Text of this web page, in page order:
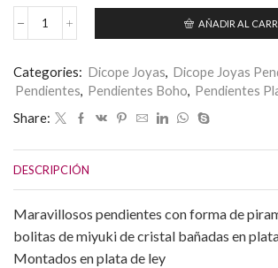
Pendientes
Plata
de
ley
cantidad
AÑADIR AL
Categories: Dicope Joyas, Dicope Joyas
Pendientes, Pendientes Boho, Pendientes
Share:
DESCRIPCIÓN
Maravillosos pendientes con forma de
bolitas de miyuki de cristal bañadas en
Montados en plata de ley